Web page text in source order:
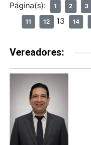
Página(s): 1 2 3
11 12 13 14
Vereadores: